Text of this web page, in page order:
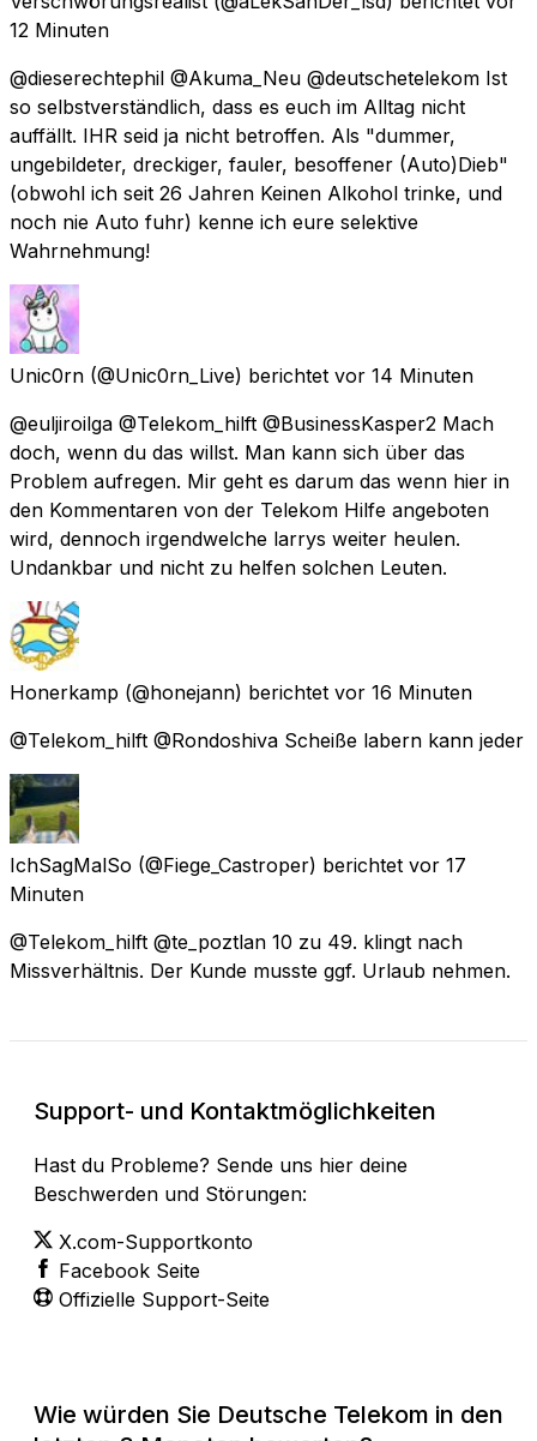
12 Minuten
@dieserechtephil @Akuma_Neu @deutschetelekom Ist
so selbstverständlich, dass es euch im Alltag nicht
auffällt. IHR seid ja nicht betroffen. Als "dummer,
ungebildeter, dreckiger, fauler, besoffener (Auto)Dieb"
(obwohl ich seit 26 Jahren Keinen Alkohol trinke, und
noch nie Auto fuhr) kenne ich eure selektive
Wahrnehmung!
Unic0rn (@Unic0rn_Live) berichtet vor 14 Minuten
@euljiroilga @Telekom_hilft @BusinessKasper2 Mach
doch, wenn du das willst. Man kann sich über das
Problem aufregen. Mir geht es darum das wenn hier in
den Kommentaren von der Telekom Hilfe angeboten
wird, dennoch irgendwelche larrys weiter heulen.
Undankbar und nicht zu helfen solchen Leuten.
Honerkamp (@honejann) berichtet vor 16 Minuten
@Telekom_hilft @Rondoshiva Scheiße labern kann jeder
IchSagMalSo (@Fiege_Castroper) berichtet vor 17
Minuten
@Telekom_hilft @te_poztlan 10 zu 49. klingt nach
Missverhältnis. Der Kunde musste ggf. Urlaub nehmen.
Support- und Kontaktmöglichkeiten
Hast du Probleme? Sende uns hier deine
Beschwerden und Störungen:
X.com-Supportkonto
Facebook Seite
Offizielle Support-Seite
Wie würden Sie Deutsche Telekom in den